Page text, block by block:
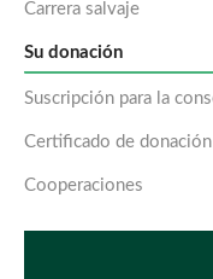
Carrera salvaje
Su donación
Suscripción para la
Certificado de
Cooperaciones